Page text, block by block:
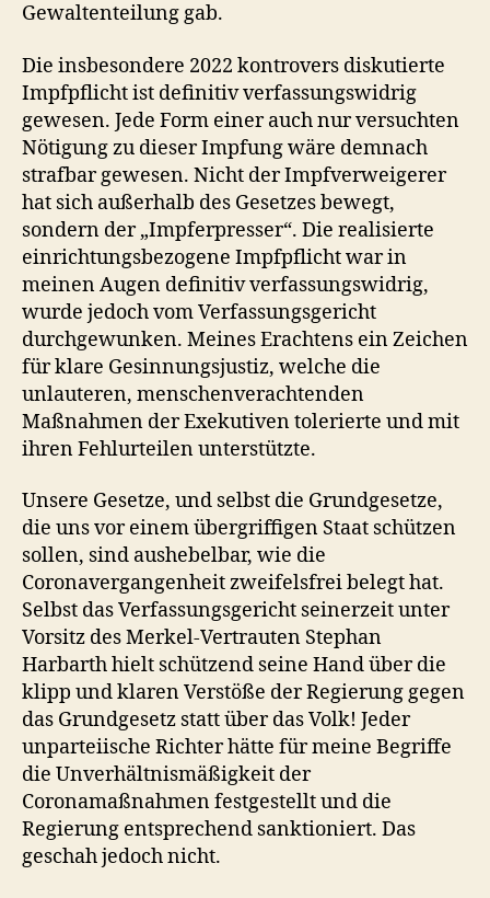
Gewaltenteilung gab.
Die insbesondere 2022 kontrovers diskutierte
Impfpflicht ist definitiv verfassungswidrig
gewesen. Jede Form einer auch nur versuchten
Nötigung zu dieser Impfung wäre demnach
strafbar gewesen. Nicht der Impfverweigerer
hat sich außerhalb des Gesetzes bewegt,
sondern der „Impferpresser“. Die realisierte
einrichtungsbezogene Impfpflicht war in
meinen Augen definitiv verfassungswidrig,
wurde jedoch vom Verfassungsgericht
durchgewunken. Meines Erachtens ein Zeichen
für klare Gesinnungsjustiz, welche die
unlauteren, menschenverachtenden
Maßnahmen der Exekutiven tolerierte und mit
ihren Fehlurteilen unterstützte.
Unsere Gesetze, und selbst die Grundgesetze,
die uns vor einem übergriffigen Staat schützen
sollen, sind aushebelbar, wie die
Coronavergangenheit zweifelsfrei belegt hat.
Selbst das Verfassungsgericht seinerzeit unter
Vorsitz des Merkel-Vertrauten Stephan
Harbarth hielt schützend seine Hand über die
klipp und klaren Verstöße der Regierung gegen
das Grundgesetz statt über das Volk! Jeder
unparteiische Richter hätte für meine Begriffe
die Unverhältnismäßigkeit der
Coronamaßnahmen festgestellt und die
Regierung entsprechend sanktioniert. Das
geschah jedoch nicht.